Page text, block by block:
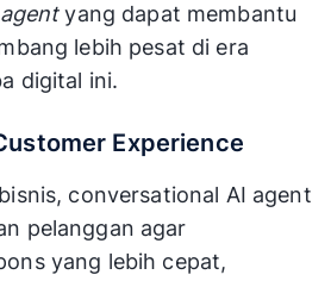
yang dapat membantu
lebih pesat di era
digital ini.
Experience
conversational AI agent
pelanggan agar
yang lebih cepat,